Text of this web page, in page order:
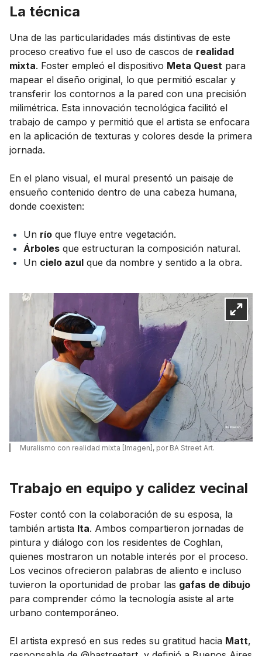
La técnica
Una de las particularidades más distintivas de este
proceso creativo fue el uso de cascos de realidad
mixta. Foster empleó el dispositivo Meta Quest para
mapear el diseño original, lo que permitió escalar y
transferir los contornos a la pared con una precisión
milimétrica. Esta innovación tecnológica facilitó el
trabajo de campo y permitió que el artista se enfocara
en la aplicación de texturas y colores desde la primera
jornada.
En el plano visual, el mural presentó un paisaje de
ensueño contenido dentro de una cabeza humana,
donde coexisten:
Un río que fluye entre vegetación.
Árboles que estructuran la composición natural.
Un cielo azul que da nombre y sentido a la obra.
Muralismo con realidad mixta [Imagen], por BA Street Art.
Trabajo en equipo y calidez vecinal
Foster contó con la colaboración de su esposa, la
también artista Ita. Ambos compartieron jornadas de
pintura y diálogo con los residentes de Coghlan,
quienes mostraron un notable interés por el proceso.
Los vecinos ofrecieron palabras de aliento e incluso
tuvieron la oportunidad de probar las gafas de dibujo
para comprender cómo la tecnología asiste al arte
urbano contemporáneo.
El artista expresó en sus redes su gratitud hacia Matt,